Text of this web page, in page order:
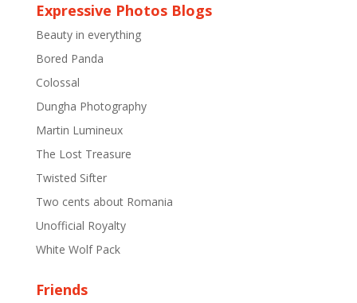
Expressive Photos Blogs
Beauty in everything
Bored Panda
Colossal
Dungha Photography
Martin Lumineux
The Lost Treasure
Twisted Sifter
Two cents about Romania
Unofficial Royalty
White Wolf Pack
Friends